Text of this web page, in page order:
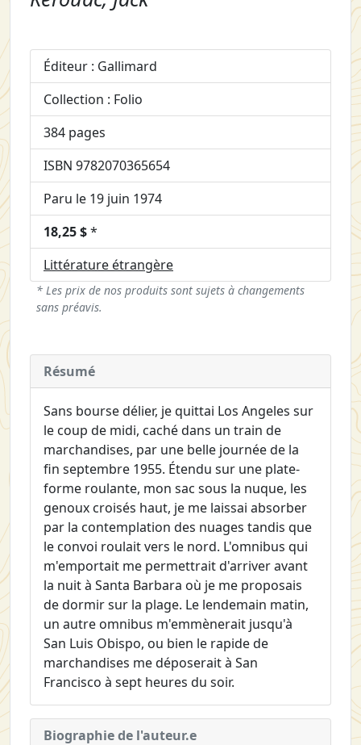
Éditeur : Gallimard
Collection : Folio
384 pages
ISBN 9782070365654
Paru le 19 juin 1974
18,25 $*
Littérature étrangère
* Les prix de nos produits sont sujets à changements
sans préavis.
Résumé
Sans bourse délier, je quittai Los Angeles sur
le coup de midi, caché dans un train de
marchandises, par une belle journée de la
fin septembre 1955. Étendu sur une plate-
forme roulante, mon sac sous la nuque, les
genoux croisés haut, je me laissai absorber
par la contemplation des nuages tandis que
le convoi roulait vers le nord. L'omnibus qui
m'emportait me permettrait d'arriver avant
la nuit à Santa Barbara où je me proposais
de dormir sur la plage. Le lendemain matin,
un autre omnibus m'emmènerait jusqu'à
San Luis Obispo, ou bien le rapide de
marchandises me déposerait à San
Francisco à sept heures du soir.
Biographie de l'auteur.e